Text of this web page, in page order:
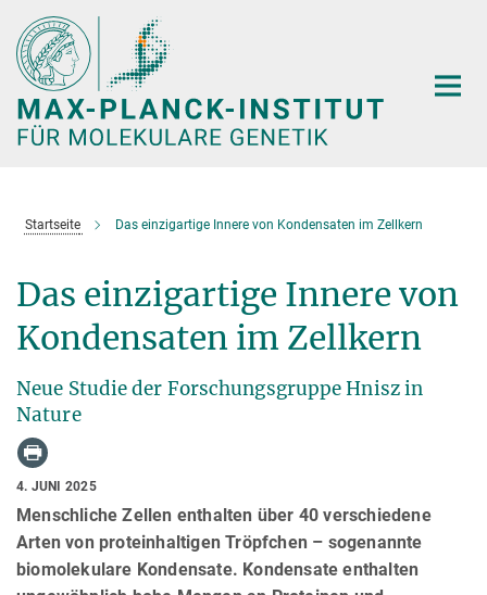
Hauptinhalt
Startseite Das einzigartige Innere von Kondensaten im Zellkern
Das einzigartige Innere von
Kondensaten im Zellkern
Neue Studie der Forschungsgruppe Hnisz in
Nature
4. JUNI 2025
Menschliche Zellen enthalten über 40 verschiedene
Arten von proteinhaltigen Tröpfchen – sogenannte
biomolekulare Kondensate. Kondensate enthalten